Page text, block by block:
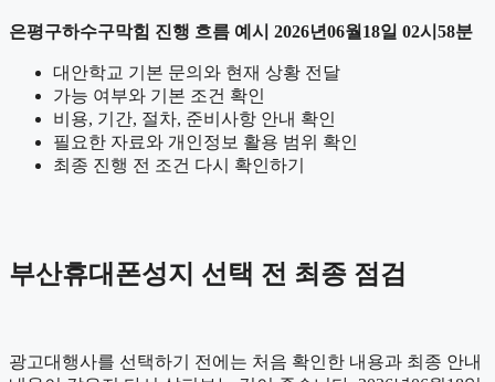
은평구하수구막힘 진행 흐름 예시 2026년06월18일 02시58분
대안학교 기본 문의와 현재 상황 전달
가능 여부와 기본 조건 확인
비용, 기간, 절차, 준비사항 안내 확인
필요한 자료와 개인정보 활용 범위 확인
최종 진행 전 조건 다시 확인하기
부산휴대폰성지 선택 전 최종 점검
광고대행사를 선택하기 전에는 처음 확인한 내용과 최종 안내